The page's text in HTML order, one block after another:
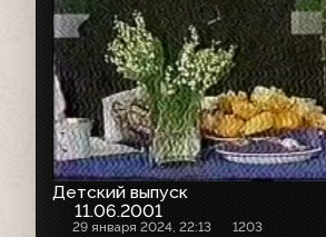
Детский выпуск
11.06.2001
29 января 2024, 22:13 1203